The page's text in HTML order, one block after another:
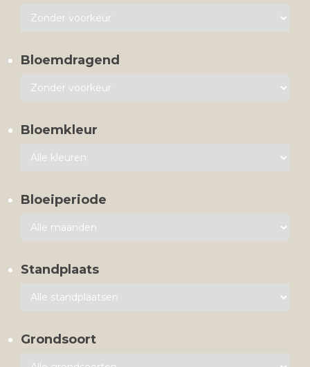
Bloemdragend
Bloemkleur
Bloeiperiode
Standplaats
Grondsoort